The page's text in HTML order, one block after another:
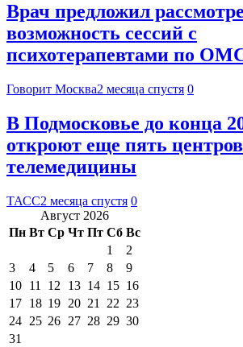
Врач предложил
возможность сессий с
психотерапевтами по
Говорит Москва2 месяца спустя 0
В Подмосковье до конца
откроют еще пять центров
телемедицины
ТАСС2 месяца спустя 0
Август 2026
Пн Вт Ср Чт Пт Сб Вс
1
2
3
4 5 6 7 8
9
10 11 12 13 14 15 16
17 18 19 20 21 22 23
24 25 26 27 28 29 30
31